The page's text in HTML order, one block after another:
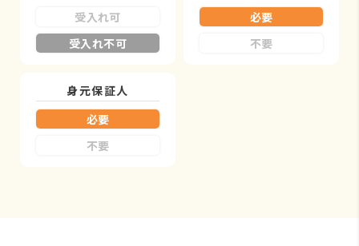
受入れ可
受入れ不可
必要
不要
身元保証人
必要
不要